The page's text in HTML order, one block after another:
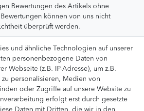
Bewertungen des Artikels ohne
können von uns nicht
überprüft werden.
und ähnliche Technologien auf unserer
personenbezogene Daten von
Webseite (z.B. IP-Adresse), um z.B.
zu personalisieren, Medien von
oder Zugriffe auf unsere Website zu
erfolgt erst durch gesetzte
Daten mit Dritten, die wir in den